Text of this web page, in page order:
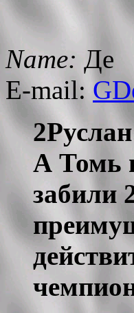
Name: Де
E-mail:
А Томь
забили